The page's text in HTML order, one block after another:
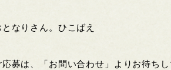
なりさん。ひこばえ
募は、「お問い合わせ」よりお待ちし